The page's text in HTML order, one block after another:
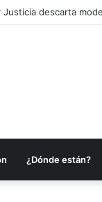
descarta
¿Dónde están?